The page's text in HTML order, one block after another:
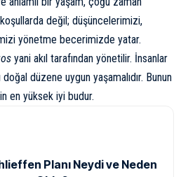
değil; düşüncelerimizi,
yönetme becerimizde yatar.
yani akıl tarafından yönetilir. İnsanlar
doğal düzene uygun yaşamalıdır. Bunun
en yüksek iyi budur.
Planı Neydi ve Neden